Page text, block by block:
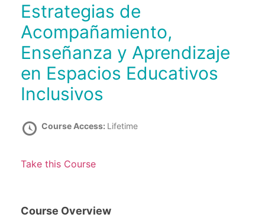
Estrategias de
Acompañamiento,
Enseñanza y Aprendizaje
en Espacios Educativos
Inclusivos
Course Access: Lifetime
Take this Course
Course Overview